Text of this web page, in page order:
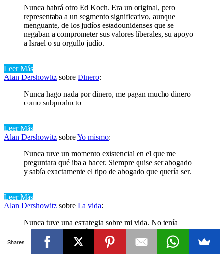
Nunca habrá otro Ed Koch. Era un original, pero
representaba a un segmento significativo, aunque
menguante, de los judíos estadounidenses que se
negaban a comprometer sus valores liberales, su apoyo
a Israel o su orgullo judío.
Leer Más
Alan Dershowitz sobre Dinero:
Nunca hago nada por dinero, me pagan mucho dinero
como subproducto.
Leer Más
Alan Dershowitz sobreYo mismo:
Nunca tuve un momento existencial en el que me
preguntara qué iba a hacer. Siempre quise ser abogado
y sabía exactamente el tipo de abogado que quería ser.
Leer Más
Alan Dershowitz sobre La vida:
Nunca tuve una estrategia sobre mi vida. No tenía
suficiente información para tener una estrategia. Soy la
primera persona de mi familia en ir a la universidad. No
tuve mentores familiares.
Shares